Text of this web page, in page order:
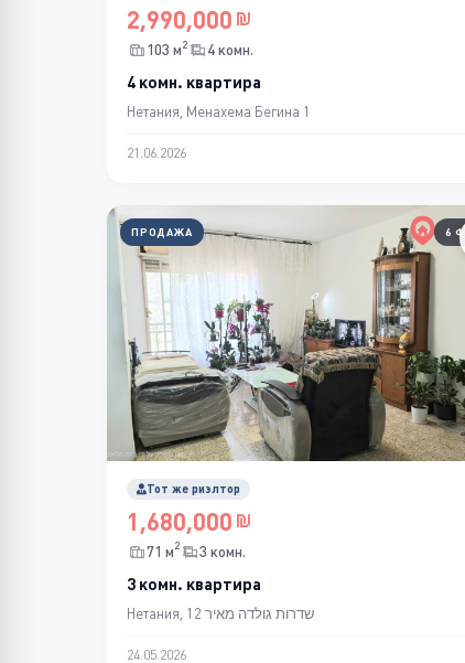
2,990,000
103 м2 4 комн.
4 комн. квартира
Нетания, Менахема Бегина 1
21.06.2026
6
ПРОДАЖА
Тот же риэлтор
1,680,000
71 м2 3 комн.
3 комн. квартира
Нетания, שדרות גולדה מאיר 12
24.05.2026